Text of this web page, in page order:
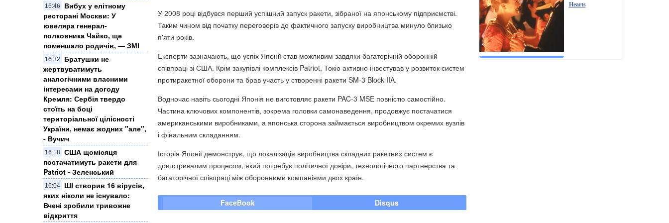
16:46
Вибух у елітному
ресторані Москви: У
ювеляра генерал-
полковника Чайко, ще
поменшало родичів, — ЗМІ
16:32
Братушки не
жертвуватимуть
аналогічними власними
інтересами на догоду
Кремля: Сербія твердо
стоїть на боці
територіальної цілісності
України, немає жодних "але",
- Вучич
16:18 США щомісяця
постачатимуть ракети для
Patriot - Зеленський
16:04
ШІ створив 16 вірусів,
яких ніколи не існувало:
Вчені зробили тривожне
відкриття
У 2008 році відбувся перший успішний запуск ракети, зібраної на японському підприємстві.
Таким чином від початку переговорів до фактичного запуску виробництва минуло близько
п'яти років.
Експерти зазначають, що успіх Японії став можливим завдяки багаторічній оборонній
співпраці зі США. Крім закупівлі комплексів Patriot, Токіо активно інвестував у розвиток систем
протиракетної оборони та брав участь у створенні ракети SM-3 Block IIA.
Водночас навіть сьогодні Японія не виготовляє ракети PAC-3 MSE повністю самостійно.
Частина ключових компонентів, зокрема головки самонаведення, продовжує постачатися
американськими виробниками, а японська сторона займається виробництвом окремих вузлів
і фінальним складанням.
Історія Японії демонструє, що локалізація виробництва складних ракетних систем є
довготривалим процесом, який потребує політичної довіри, технологічного партнерства та
багаторічної співпраці між оборонними компаніями двох країн.
FaceBook Disqus
Hearts